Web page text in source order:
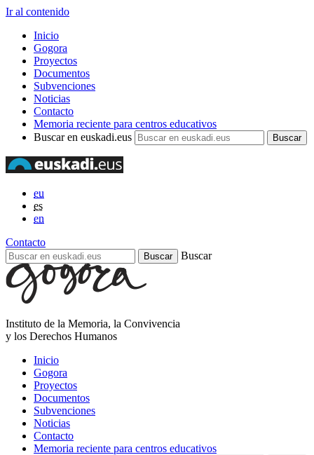
Ir al contenido
Inicio
Gogora
Proyectos
Documentos
Subvenciones
Noticias
Contacto
Memoria reciente para centros educativos
Buscar en euskadi.eus
eu
es
en
Contacto
Buscar
Instituto de la Memoria, la Convivencia
y los Derechos Humanos
Inicio
Gogora
Proyectos
Documentos
Subvenciones
Noticias
Contacto
Memoria reciente para centros educativos